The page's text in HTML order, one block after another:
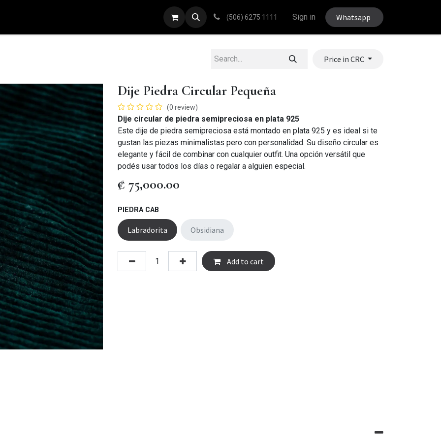
PULSERAS (506) 6275 1111 Sign in Whatsapp
Price in CRC
Dije Piedra Circular Pequeña
(0 review)
Dije circular de piedra semipreciosa en plata 925
Este dije de piedra semipreciosa está montado en plata 925 y es ideal si te
gustan las piezas minimalistas pero con personalidad. Su diseño circular es
elegante y fácil de combinar con cualquier outfit. Una opción versátil que
podés usar todos los días o regalar a alguien especial.
₡ 75,000.00
PIEDRA CAB
Labradorita Obsidiana
Add to cart